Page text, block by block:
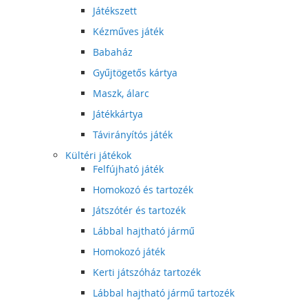
Játékszett
Kézműves játék
Babaház
Gyűjtögetős kártya
Maszk, álarc
Játékkártya
Távirányítós játék
Kültéri játékok
Felfújható játék
Homokozó és tartozék
Játszótér és tartozék
Lábbal hajtható jármű
Homokozó játék
Kerti játszóház tartozék
Lábbal hajtható jármű tartozék